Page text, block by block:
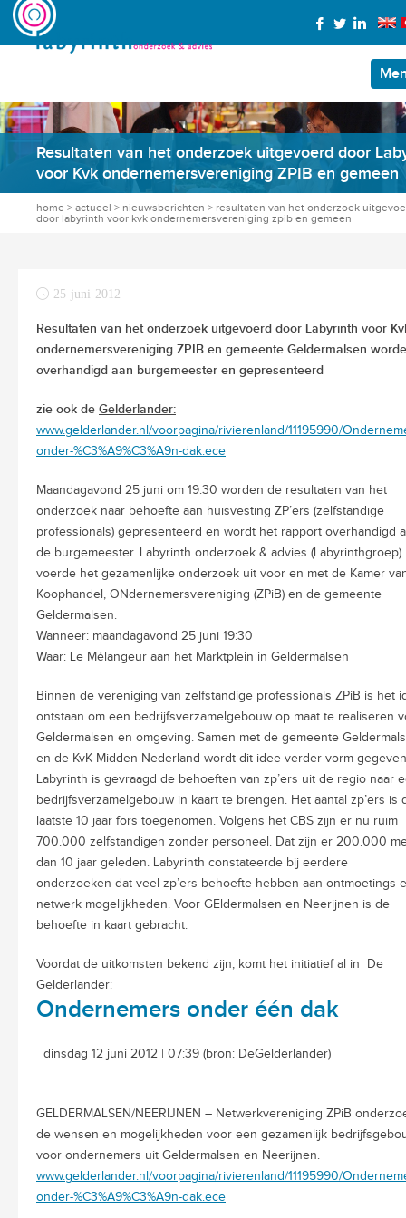
Resultaten van het onderzoek uitgevoerd door
voor Kvk ondernemersvereniging ZPIB en gemeen
home > actueel > nieuwsberichten > resultaten van het onderzoek
door labyrinth voor kvk ondernemersvereniging zpib en gemeen
25 juni 2012
Resultaten van het onderzoek uitgevoerd door Labyrinth voor
ondernemersvereniging ZPIB en gemeente Geldermalsen
overhandigd aan burgemeester en gepresenteerd
zie ook de Gelderlander:
www.gelderlander.nl/voorpagina/rivierenland/11195990/
onder-%C3%A9%C3%A9n-dak.ece
Maandagavond 25 juni om 19:30 worden de resultaten van het
onderzoek naar behoefte aan huisvesting ZP’ers (zelfstandige
professionals) gepresenteerd en wordt het rapport overhandigd
de burgemeester. Labyrinth onderzoek & advies (Labyrinthgroep)
voerde het gezamenlijke onderzoek uit voor en met de Kamer
Koophandel, ONdernemersvereniging (ZPiB) en de gemeente
Geldermalsen.
Wanneer: maandagavond 25 juni 19:30
Waar: Le Mélangeur aan het Marktplein in Geldermalsen
Binnen de vereniging van zelfstandige professionals ZPiB is het
ontstaan om een bedrijfsverzamelgebouw op maat te realiseren
Geldermalsen en omgeving. Samen met de gemeente
en de KvK Midden-Nederland wordt dit idee verder vorm
Labyrinth is gevraagd de behoeften van zp’ers uit de regio naar
bedrijfsverzamelgebouw in kaart te brengen. Het aantal zp’ers is
laatste 10 jaar fors toegenomen. Volgens het CBS zijn er nu ruim
700.000 zelfstandigen zonder personeel. Dat zijn er 200.000
dan 10 jaar geleden. Labyrinth constateerde bij eerdere
onderzoeken dat veel zp’ers behoefte hebben aan ontmoetings
netwerk mogelijkheden. Voor GEldermalsen en Neerijnen is de
behoefte in kaart gebracht.
Voordat de uitkomsten bekend zijn, komt het initiatief al in De
Gelderlander:
Ondernemers onder één dak
dinsdag 12 juni 2012 | 07:39 (bron: DeGelderlander)
GELDERMALSEN/NEERIJNEN – Netwerkvereniging ZPiB
de wensen en mogelijkheden voor een gezamenlijk
voor ondernemers uit Geldermalsen en Neerijnen.
www.gelderlander.nl/voorpagina/rivierenland/11195990/
onder-%C3%A9%C3%A9n-dak.ece